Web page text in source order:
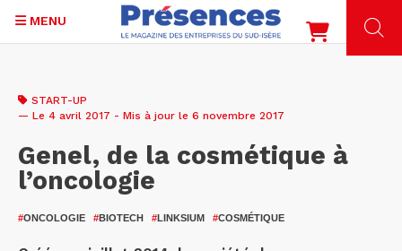
contenu
MENU
START-UP
— Le 4 avril 2017 - Mis à jour le 6 novembre 2017
Genel, de la cosmétique à
l’oncologie
#ONCOLOGIE #BIOTECH #LINKSIUM #COSMÉTIQUE